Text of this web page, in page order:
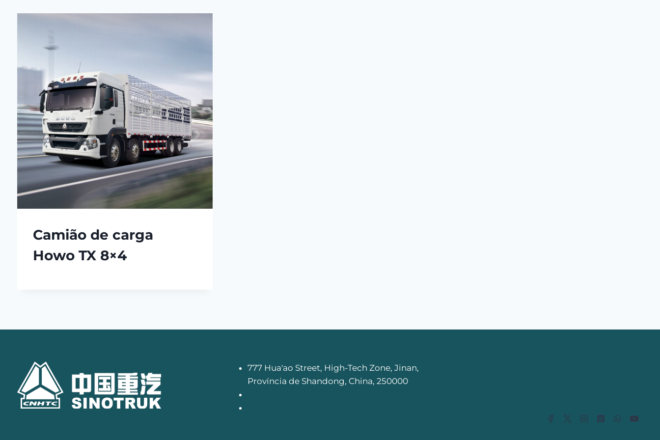
Camião de carga
Howo TX 8×4
777 Hua'ao Street, High-Tech Zone, Jinan,
Província de Shandong, China, 250000